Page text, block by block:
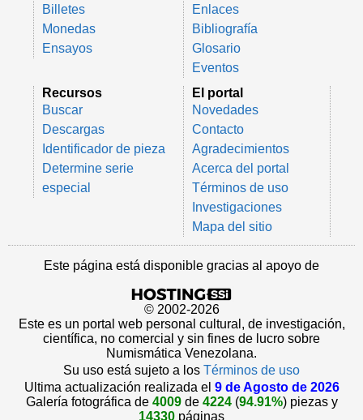
Billetes
Monedas
Ensayos
Enlaces
Bibliografía
Glosario
Eventos
Recursos
Buscar
Descargas
Identificador de pieza
Determine serie
especial
El portal
Novedades
Contacto
Agradecimientos
Acerca del portal
Términos de uso
Investigaciones
Mapa del sitio
Este página está disponible gracias al apoyo de
© 2002-2026
Este es un portal web personal cultural, de investigación,
científica, no comercial y sin fines de lucro sobre
Numismática Venezolana.
Su uso está sujeto a los Términos de uso
Ultima actualización realizada el 9 de Agosto de 2026
Galería fotográfica de 4009de 4224(94.91%) piezas y
14330 páginas